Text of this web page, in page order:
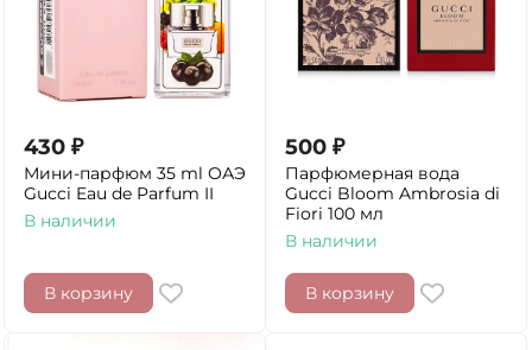
430 ₽
Мини-парфюм 35 ml ОАЭ
Gucci Eau de Parfum II
В наличии
В корзину
500 ₽
Парфюмерная вода
Gucci Bloom Ambrosia di
Fiori 100 мл
В наличии
В корзину